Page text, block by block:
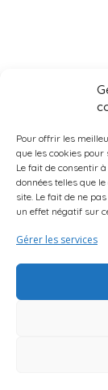
Pour offrir les
que les cookies
Le fait de consentir
données telles que
site. Le fait de ne
un effet négatif sur
Gérer les services
Page d’accueil